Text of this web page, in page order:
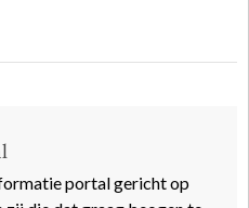
portal gericht op